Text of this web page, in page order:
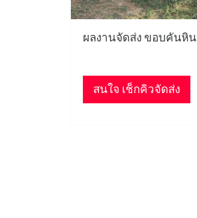
ผลงานจัดส่ง ขอบคันหิน
สนใจ เช็กคิวจัดส่ง